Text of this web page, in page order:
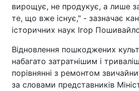
вирощує, не продукує, а лише
те, що вже існує," - зазначає
історичних наук Ігор
Відновлення пошкоджених
набагато затратнішим і
порівнянні з ремонтом
за словами представників